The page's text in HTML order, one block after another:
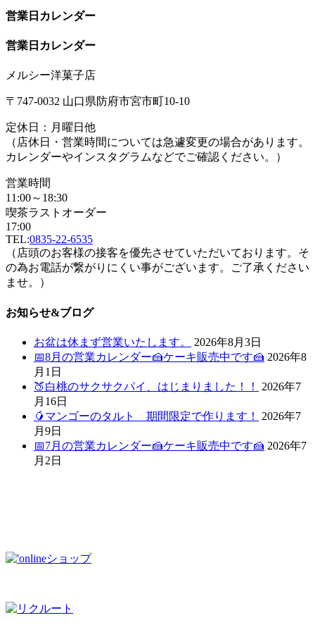
営業日カレンダー
営業日カレンダー
メルシー洋菓子店
〒747-0032 山口県防府市宮市町10-10
定休日：月曜日他
（店休日・営業時間については急遽変更の場合があります。
カレンダーやインスタグラムなどでご確認ください。）
営業時間
11:00～18:30
喫茶ラストオーダー
17:00
TEL:0835-22-6535
（店頭のお客様の接客を優先させていただいております。そ
の為お電話が繋がりにくい事がございます。ご了承ください
ませ。）
お知らせ&ブログ
お盆は休まず営業いたします。
2026年8月3日
📅8月の営業カレンダー🍰ケーキ販売中です🍰 2026年8
月1日
🍑白桃のサクサクパイ、はじまりました！！
2026年7
月16日
🥭マンゴーのタルト 期間限定で作ります！
2026年7
月9日
📅7月の営業カレンダー🍰ケーキ販売中です🍰 2026年7
月2日